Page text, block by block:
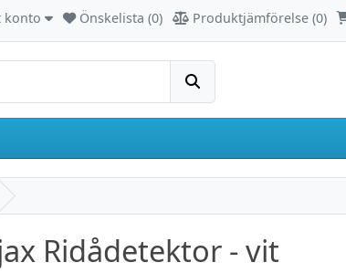
konto
konto Önskelista (0) Produktjämförelse (0)
Sök
Ridådetektor - vit